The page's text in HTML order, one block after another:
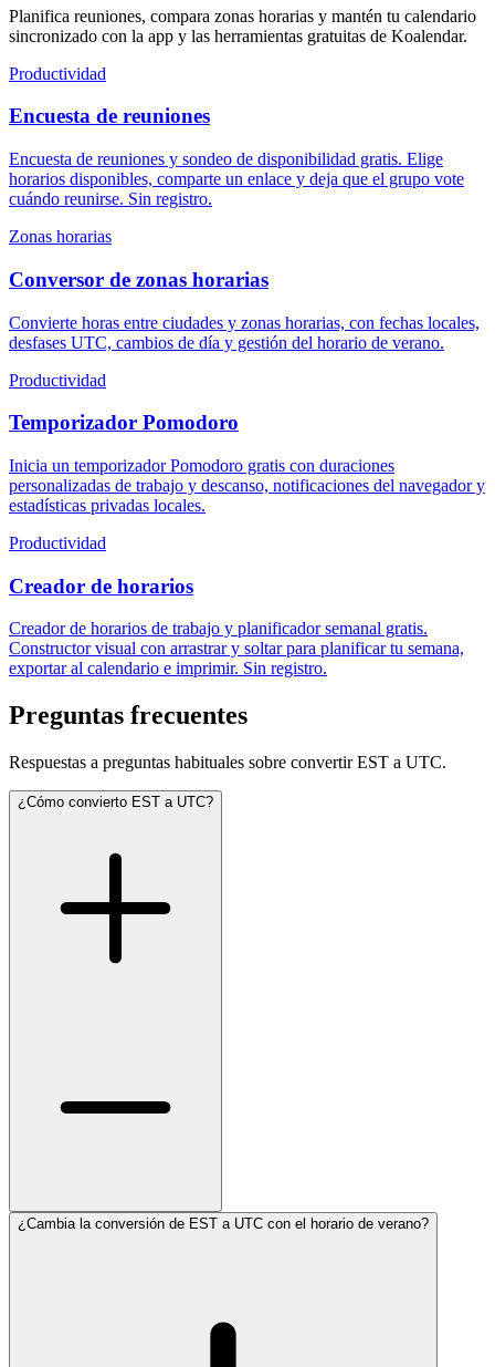
Planifica reuniones, compara zonas horarias y mantén tu calendario
sincronizado con la app y las herramientas gratuitas de Koalendar.
Productividad
Encuesta de reuniones
Encuesta de reuniones y sondeo de disponibilidad gratis. Elige
horarios disponibles, comparte un enlace y deja que el grupo vote
cuándo reunirse. Sin registro.
Zonas horarias
Conversor de zonas horarias
Convierte horas entre ciudades y zonas horarias, con fechas locales,
desfases UTC, cambios de día y gestión del horario de verano.
Productividad
Temporizador Pomodoro
Inicia un temporizador Pomodoro gratis con duraciones
personalizadas de trabajo y descanso, notificaciones del navegador y
estadísticas privadas locales.
Productividad
Creador de horarios
Creador de horarios de trabajo y planificador semanal gratis.
Constructor visual con arrastrar y soltar para planificar tu semana,
exportar al calendario e imprimir. Sin registro.
Preguntas frecuentes
Respuestas a preguntas habituales sobre convertir EST a UTC.
¿Cómo convierto EST a UTC?
¿Cambia la conversión de EST a UTC con el horario de verano?